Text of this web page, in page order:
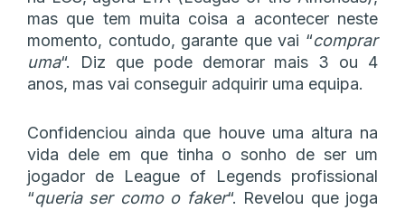
mas que tem muita coisa a acontecer neste
momento, contudo, garante que vai “comprar
uma“. Diz que pode demorar mais 3 ou 4
anos, mas vai conseguir adquirir uma equipa.
Confidenciou ainda que houve uma altura na
vida dele em que tinha o sonho de ser um
jogador de League of Legends profissional
“queria ser como o faker“. Revelou que joga